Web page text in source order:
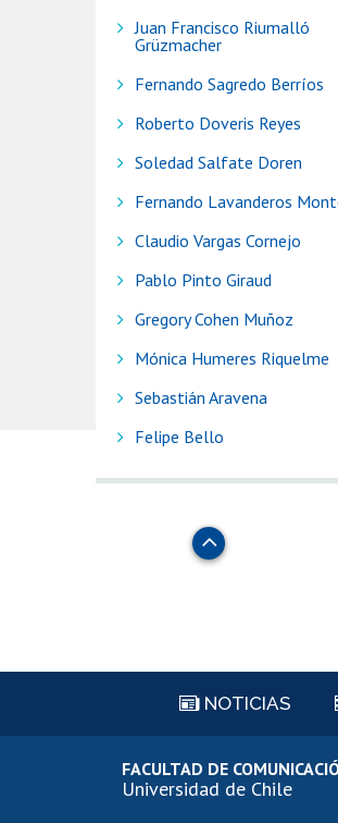
Juan Francisco Riumalló
Grüzmacher
Fernando Sagredo Berríos
Roberto Doveris Reyes
Soledad Salfate Doren
Fernando Lavanderos
Claudio Vargas Cornejo
Pablo Pinto Giraud
Gregory Cohen Muñoz
Mónica Humeres Riquelme
Sebastián Aravena
Felipe Bello
Subir
NOTICIAS
FACULTAD DE
Universidad de Chile